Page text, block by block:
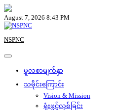
Skip
to
content
August 7, 2026 8:43 PM
NSPNC
မူလစာမျက်နှာ
သမိုင်းကြောင်း
Vision & Mission
ရုံးဖွင့်လှစ်ခြင်း